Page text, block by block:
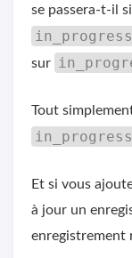
se passera-t-il
sur
Tout
Et si vous
à jour un
enregistrement